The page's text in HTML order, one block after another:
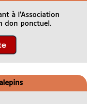
à l’Association
don ponctuel.